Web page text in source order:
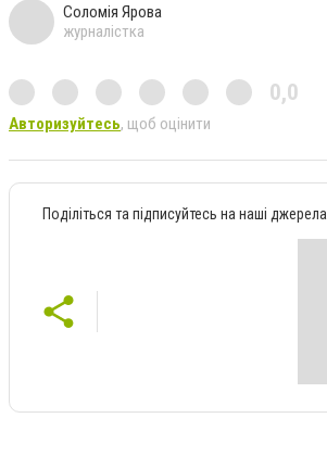
Соломія Ярова
журналістка
0,0
Авторизуйтесь, щоб оцінити
Поділіться та підписуйтесь на наші джерела